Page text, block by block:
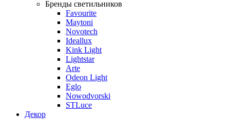
Бренды светильников
Favourite
Maytoni
Novotech
Ideallux
Kink Light
Lightstar
Arte
Odeon Light
Eglo
Nowodvorski
STLuce
Декор